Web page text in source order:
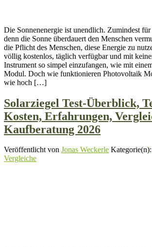
Die Sonnenenergie ist unendlich. Zumindest
denn die Sonne überdauert den Menschen
die Pflicht des Menschen, diese Energie zu
völlig kostenlos, täglich verfügbar und mit
Instrument so simpel einzufangen, wie mit
Modul. Doch wie funktionieren Photovoltaik
wie hoch […]
Solarziegel Test-Überblick,
Kosten, Erfahrungen,
Kaufberatung 2026
Veröffentlicht von Jonas Weckerle Kategorie(n):
Vergleiche